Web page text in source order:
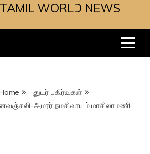
WORLD NEWS
துயர் பகிர்வுகள்
அமரர் நமசிவாயம் மாசிலாமணி